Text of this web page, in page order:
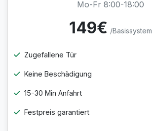
Mo-Fr 8:00-18:00
149€ /Basissystem
Zugefallene Tür
Keine Beschädigung
15-30 Min Anfahrt
Festpreis garantiert